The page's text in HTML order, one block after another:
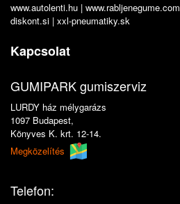
www.autolenti.hu | www.rabljenegume.com
diskont.si | xxl-pneumatiky.sk
Kapcsolat
GUMIPARK gumiszerviz
LURDY ház mélygarázs
1097 Budapest,
Könyves K. krt. 12-14.
Megközelítés
Telefon: